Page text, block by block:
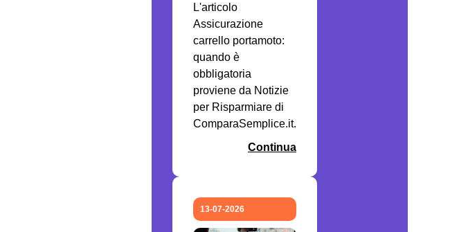
L'articolo
Assicurazione
carrello portamoto:
quando è
obbligatoria
proviene da Notizie
per Risparmiare di
ComparaSemplice.it.
Continua
13-07-2026